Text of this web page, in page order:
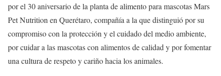
por el 30 aniversario de la planta de alimento para mascotas Mars
Pet Nutrition en Querétaro, compañía a la que distinguió por su
compromiso con la protección y el cuidado del medio ambiente,
por cuidar a las mascotas con alimentos de calidad y por fomentar
una cultura de respeto y cariño hacia los animales.